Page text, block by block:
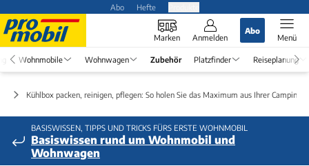
Abo Hefte
Marken Anmelden
Abo
Menü
Wohnmobile Wohnwagen Zubehör Platzfinder Reiseplanung
Kühlbox packen, reinigen, pflegen: So holen Sie das Maximum aus Ihrer Camping-
BASISWISSEN, TIPPS UND TRICKS FÜRS ERSTE WOHNMOBIL
Basiswissen rund um Wohnmobil und
Wohnwagen